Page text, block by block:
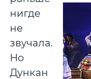
нигде
не
звучала.
Но
Дункан